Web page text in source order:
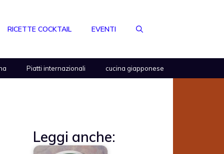
RICETTE COCKTAIL EVENTI
Piatti internazionali cucina giapponese
Leggi anche: